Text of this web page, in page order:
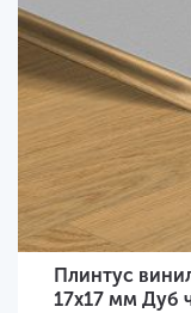
Плинтус
17х17 мм Дуб